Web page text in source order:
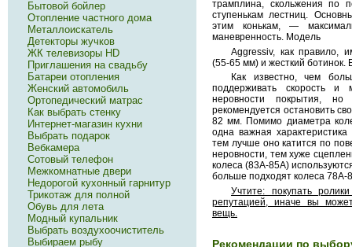
трамплина, скольжения по
ступенькам лестниц.
этим конькам, —
маневренность. Модель
Aggressiv, как правило,
(55-65 мм) и жесткий ботинок.
Как известно, чем
поддерживать скорость и
неровности покрытия,
рекомендуется остановить
82 мм. Помимо диаметра
одна важная
тем лучше оно катится по
неровности, тем хуже
колеса (83А-85А)
больше подходят колеса 78А-
Учтите: покупать
репутацией, иначе вы
вещь.
Рекомендации по
Бытовой бойлер
Отопление частного дома
Металлоискатель
Детекторы жучков
ЖК телевизоры HD
Приглашения на свадьбу
Батареи отопления
Женский автомобиль
Ортопедический матрас
Как выбрать стенку
Интернет-магазин кухни
Выбрать подарок
Вебкамера
Сотовый телефон
Межкомнатные двери
Недорогой кухонный гарнитур
Трикотаж для полной
Обувь для лета
Модный купальник
Выбрать воздухоочиститель
Выбираем рыбу